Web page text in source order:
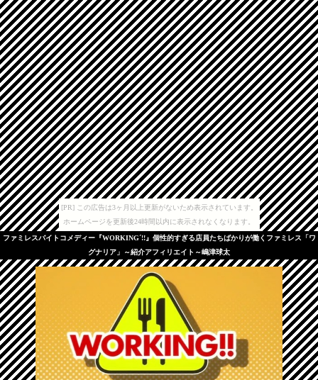
[PR] この広告は3ヶ月以上更新がないため表示されています。
ホームページを更新後24時間以内に表示されなくなります。
ファミレスバイトコメディー『WORKING´!!』個性的すぎる店員たちばかりが働くファミレス「ワ
グナリア」～紹介アフィリエイト～嶋津球太